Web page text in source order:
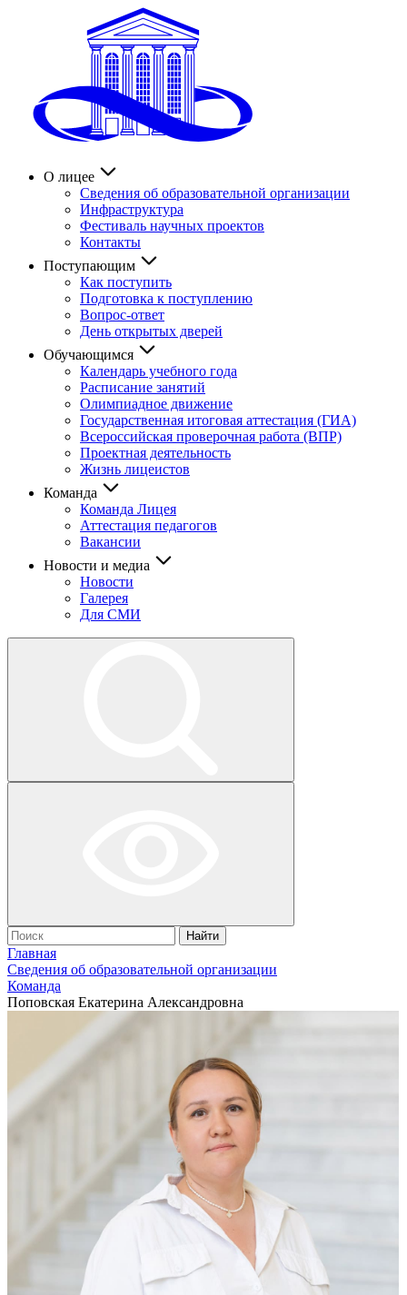
О лицее
Сведения об образовательной организации
Инфраструктура
Фестиваль научных проектов
Контакты
Поступающим
Как поступить
Подготовка к поступлению
Вопрос-ответ
День открытых дверей
Обучающимся
Календарь учебного года
Расписание занятий
Олимпиадное движение
Государственная итоговая аттестация (ГИА)
Всероссийская проверочная работа (ВПР)
Проектная деятельность
Жизнь лицеистов
Команда
Команда Лицея
Аттестация педагогов
Вакансии
Новости и медиа
Новости
Галерея
Для СМИ
Найти
Главная
Сведения об образовательной организации
Команда
Поповская Екатерина Александровна